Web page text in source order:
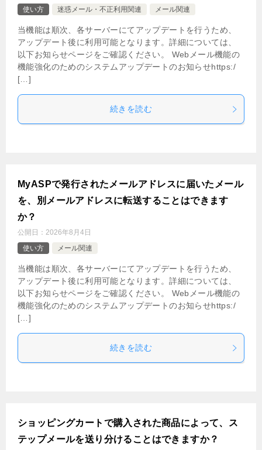
使い方
迷惑メール・不正利用関連 メール関連
当機能は順次、各サーバーにてアップデートを行うため、
アップデート後に利用可能となります。詳細については、
以下お知らせページをご確認ください。 Webメール機能の
機能強化のためのシステムアップデートのお知らせhttps:/
[…]
続きを読む
MyASPで発行されたメールアドレスに届いたメール
を、別メールアドレスに転送することはできます
か？
公開日： 2026年8月4日
使い方
メール関連
当機能は順次、各サーバーにてアップデートを行うため、
アップデート後に利用可能となります。詳細については、
以下お知らせページをご確認ください。 Webメール機能の
機能強化のためのシステムアップデートのお知らせhttps:/
[…]
続きを読む
ショッピングカートで購入された商品によって、ス
テップメールを送り分けることはできますか？